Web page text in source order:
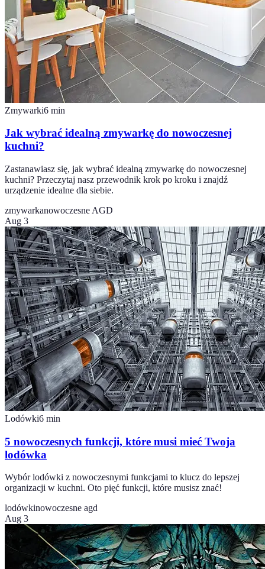
Zmywarki6 min
Jak wybrać idealną zmywarkę do nowoczesnej
kuchni?
Zastanawiasz się, jak wybrać idealną zmywarkę do nowoczesnej
kuchni? Przeczytaj nasz przewodnik krok po kroku i znajdź
urządzenie idealne dla siebie.
zmywarkanowoczesne AGD
Aug 3
Lodówki6 min
5 nowoczesnych funkcji, które musi mieć Twoja
lodówka
Wybór lodówki z nowoczesnymi funkcjami to klucz do lepszej
organizacji w kuchni. Oto pięć funkcji, które musisz znać!
lodówkinowoczesne agd
Aug 3